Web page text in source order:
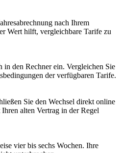
nach Ihrem
Wert hilft, vergleichbare Tarife zu
in den Rechner ein. Vergleichen Sie
der verfügbaren Tarife.
Sie den Wechsel direkt online
alten Vertrag in der Regel
vier bis sechs Wochen. Ihre